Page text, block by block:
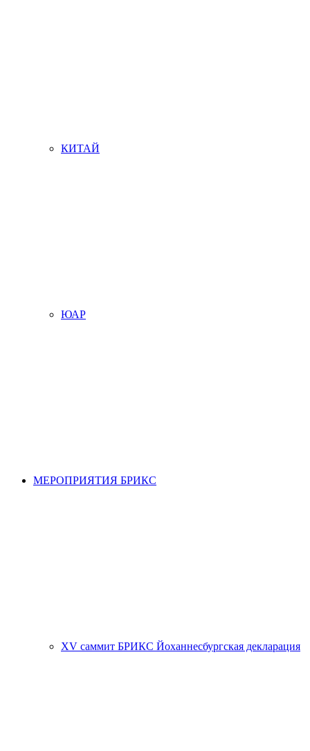
КИТАЙ
ЮАР
МЕРОПРИЯТИЯ БРИКС
XV саммит БРИКС Йоханнесбургская декларация